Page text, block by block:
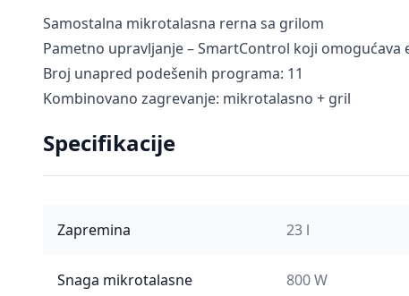
Samostalna mikrotalasna rerna sa grilom
Pametno upravljanje – SmartControl koji
Broj unapred podešenih programa: 11
Kombinovano zagrevanje: mikrotalasno + gril
Specifikacije
Zapremina 23 l
Snaga mikrotalasne 800 W